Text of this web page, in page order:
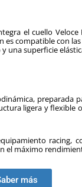
el cuello
compatible con
una superficie
preparada
ligera y flexible
racing,
el máximo
más